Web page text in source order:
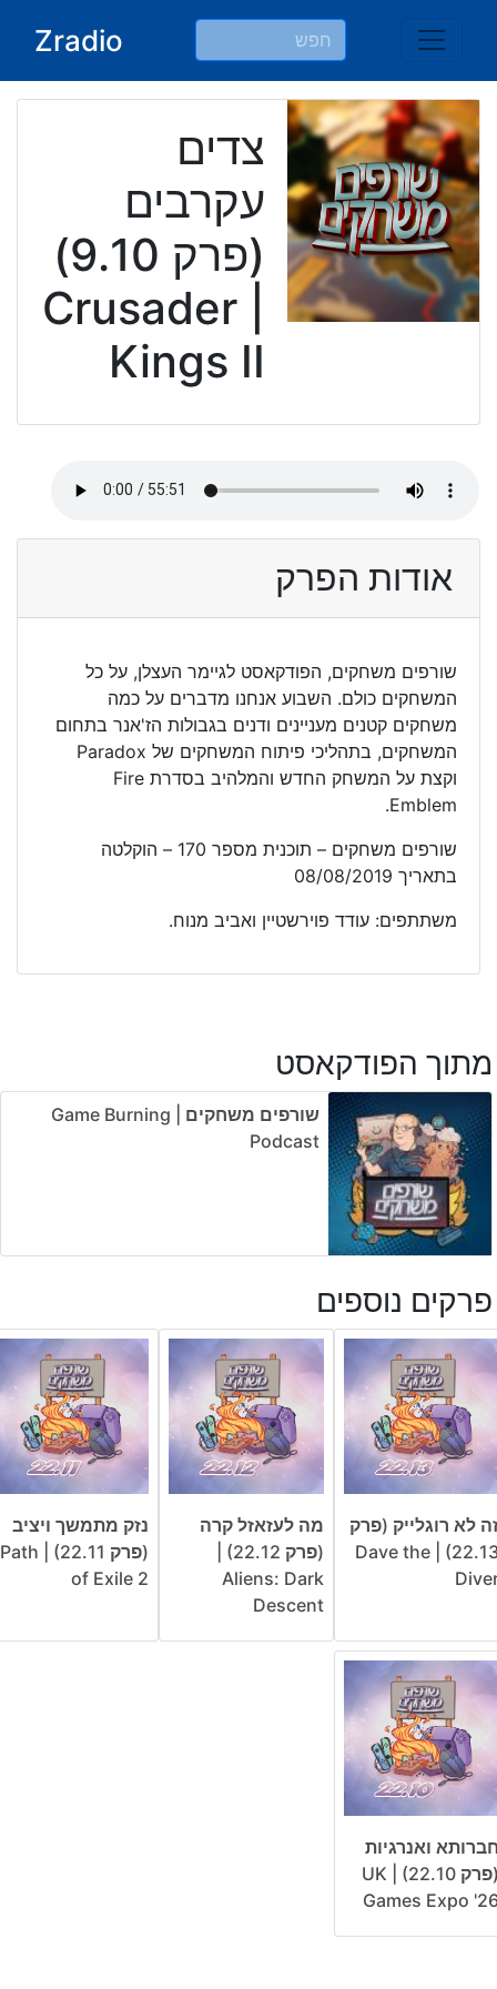
Zradio
צדים
עקרבים
(פרק 9.10)
| Crusader
Kings II
אודות הפרק
שורפים משחקים, הפודקאסט לגיימר העצלן, על כל
המשחקים כולם. השבוע אנחנו מדברים על כמה
משחקים קטנים מעניינים ודנים בגבולות הז'אנר בתחום
המשחקים, בתהליכי פיתוח המשחקים של Paradox
וקצת על המשחק החדש והמלהיב בסדרת Fire
Emblem.
שורפים משחקים – תוכנית מספר 170 – הוקלטה
בתאריך 08/08/2019
משתתפים: עודד פוירשטיין ואביב מנוח.
מתוך הפודקאסט
שורפים משחקים | Game Burning
Podcast
פרקים נוספים
לא רוגלייק (פרק
22.13) | Dave the
מה לעזאזל קרה
(פרק 22.12) |
Aliens: Dark
Descent
נזק מתמשך ויציב
(פרק 22.11) | Path
of Exile 2
ואנרגיות
(פרק 22.10) | UK
Games Expo